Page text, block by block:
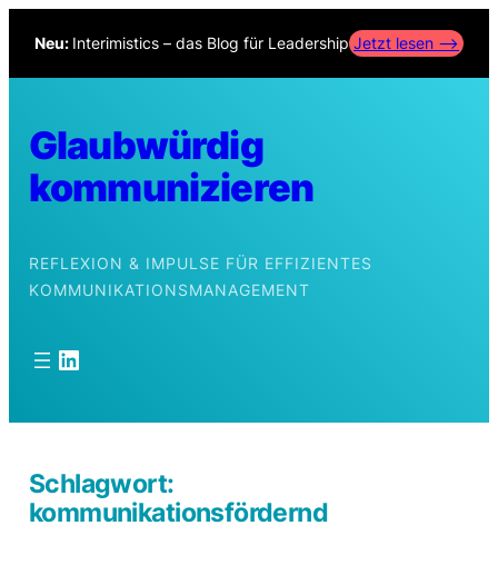
Inhalt
Neu: Interimistics – das Blog für Leadership Jetzt lesen –>
Glaubwürdig
kommunizieren
REFLEXION & IMPULSE FÜR EFFIZIENTES
KOMMUNIKATIONSMANAGEMENT
LinkedIn
Schlagwort:
kommunikationsfördernd